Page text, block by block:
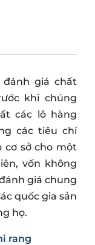
giá chất
khi chúng
các lô hàng
các tiêu chí
sở cho một
vốn không
giá chung
quốc gia sản
họ.